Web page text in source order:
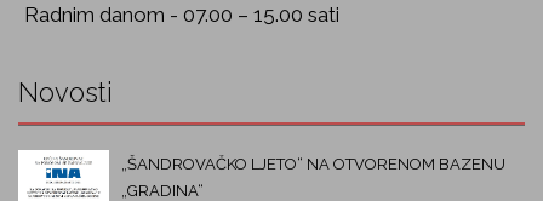
Radnim danom - 07.00 – 15.00 sati
Novosti
„ŠANDROVAČKO LJETO“ NA OTVORENOM BAZENU
„GRADINA“